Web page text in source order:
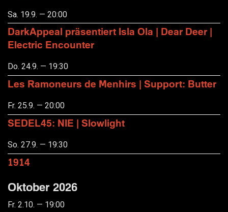
Sa. 19.9. — 20:00
DarkAppeal präsentiert Isla Ola | Dear Deer |
Electric Encounter
Do. 24.9. — 19:30
Les Ramoneurs de Menhirs | Support: Butter
Fr. 25.9. — 20:00
SEDEL45: NIE | Slowlight
So. 27.9. — 19:30
1914
Oktober 2026
Fr. 2.10. — 19:00